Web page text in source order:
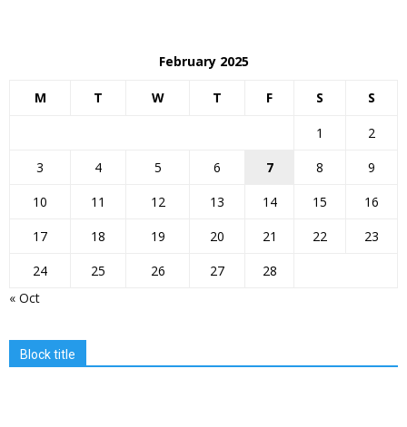
February 2025
M T W T F S S
1
2
3
4 5 6 7 8
9
10
11 12 13 14 15
16
17
18 19 20 21 22
23
24
25 26 27
28
« Oct
Block title